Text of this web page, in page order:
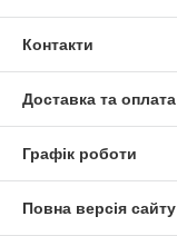
Контакти
Доставка та оплата
Графік роботи
Повна версія сайту